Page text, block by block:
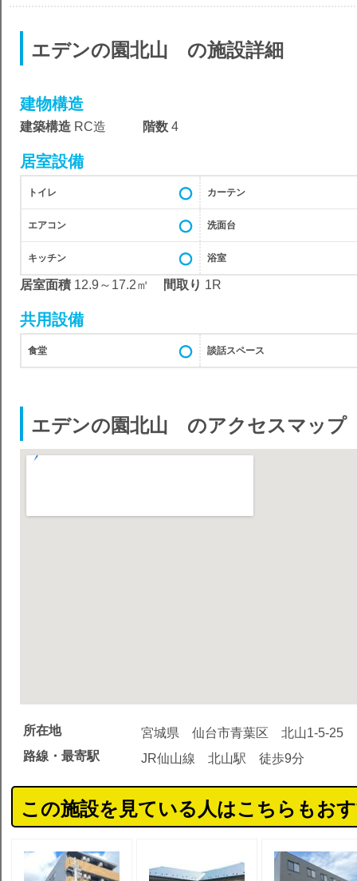
エデンの園北山 の施設詳細
建物構造
建築構造 RC造 階数 4
居室設備
トイレ カーテン
エアコン 洗面台
キッチン 浴室
居室面積 12.9～17.2㎡ 間取り 1R
共用設備
食堂 談話スペース
エデンの園北山 のアクセスマップ
所在地
宮城県 仙台市青葉区 北山1-5-25
路線・最寄駅
JR仙山線 北山駅 徒歩9分
この施設を見ている人はこちらもお